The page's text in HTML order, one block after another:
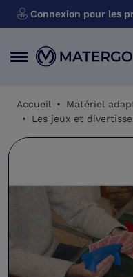
Connexion pour les
Accueil
Matériel
Les jeux et